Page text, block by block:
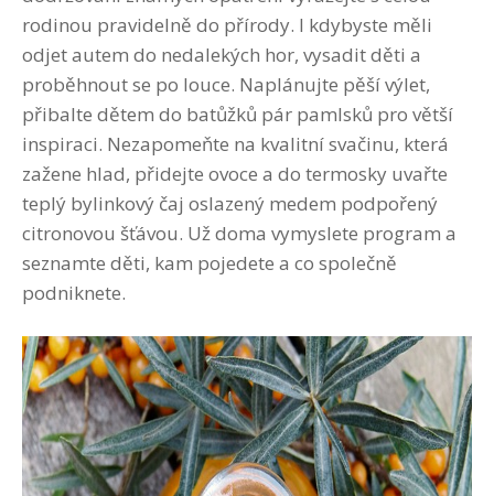
rodinou pravidelně do přírody. I kdybyste měli
odjet autem do nedalekých hor, vysadit děti a
proběhnout se po louce. Naplánujte pěší výlet,
přibalte dětem do batůžků pár pamlsků pro větší
inspiraci. Nezapomeňte na kvalitní svačinu, která
zažene hlad, přidejte ovoce a do termosky uvařte
teplý bylinkový čaj oslazený medem podpořený
citronovou šťávou. Už doma vymyslete program a
seznamte děti, kam pojedete a co společně
podniknete.